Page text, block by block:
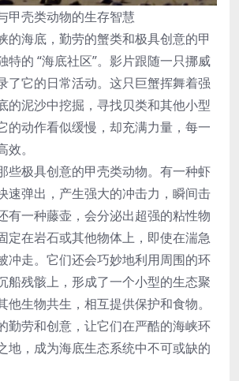
甲壳类动物的生存智慧
的海底，勤劳的蟹类和极具创意的甲
特的 “海底社区”。影片跟随一只挪威
了它的日常活动。这只巨蟹挥舞着强
的泥沙中挖掘，寻找贝类和其他小型
的动作看似缓慢，却充满力量，每一
。
些极具创意的甲壳类动物。有一种虾
速弹出，产生强大的冲击力，瞬间击
有一种藤壶，会分泌出超强的粘性物
定在岩石或其他物体上，即使在湍急
冲走。它们还会巧妙地利用周围的环
船残骸上，形成了一个小型的生态聚
他生物共生，相互提供保护和食物。
勤劳和创意，让它们在严酷的海峡环
地，成为海底生态系统中不可或缺的